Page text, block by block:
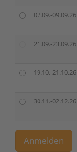
07.09.-09.09.26
21.09.-23.09.26
19.10.-21.10.26
30.11.-02.12.26
Anmelden